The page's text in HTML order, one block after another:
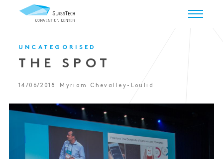
UNCATEGORISED
THE SPOT
14/06/2018 Myriam Chevalley-Loulid